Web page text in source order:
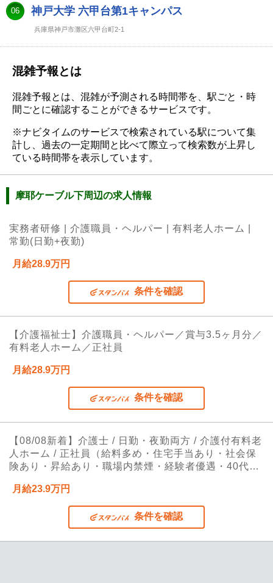
06 神戸大学 六甲台第1キャンパス
兵庫県神戸市灘区六甲台町2-1
混雑予報とは
混雑予報とは、混雑が予測される時間帯を、駅ごと・時
間ごとに確認することができるサービスです。
※ナビタイムのサービスで検索されている駅について集
計し、過去の一定期間と比べて際立って検索数が上昇し
ている時間帯を表示しています。
摩耶ケーブル下周辺の求人情報
実務者研修 | 介護職員・ヘルパー | 有料老人ホーム |
常勤(日勤+夜勤)
月給28.9万円
条件を確認
【介護福祉士】介護職員・ヘルパー／賞与3.5ヶ月分／
有料老人ホーム／正社員
月給28.9万円
条件を確認
【08/08新着】介護士 / 日勤・夜勤両方 / 介護付有料老
人ホーム / 正社員（給料多め・住宅手当あり・社会保
険あり・昇給あり・職場内禁煙・経験者優遇・40代活
月給23.9万円
条件を確認